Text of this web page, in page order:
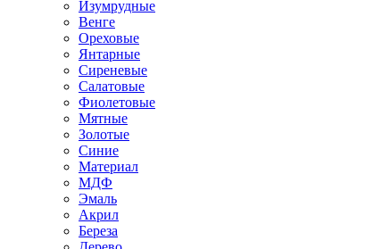
Изумрудные
Венге
Ореховые
Янтарные
Сиреневые
Салатовые
Фиолетовые
Мятные
Золотые
Синие
Материал
МДФ
Эмаль
Акрил
Береза